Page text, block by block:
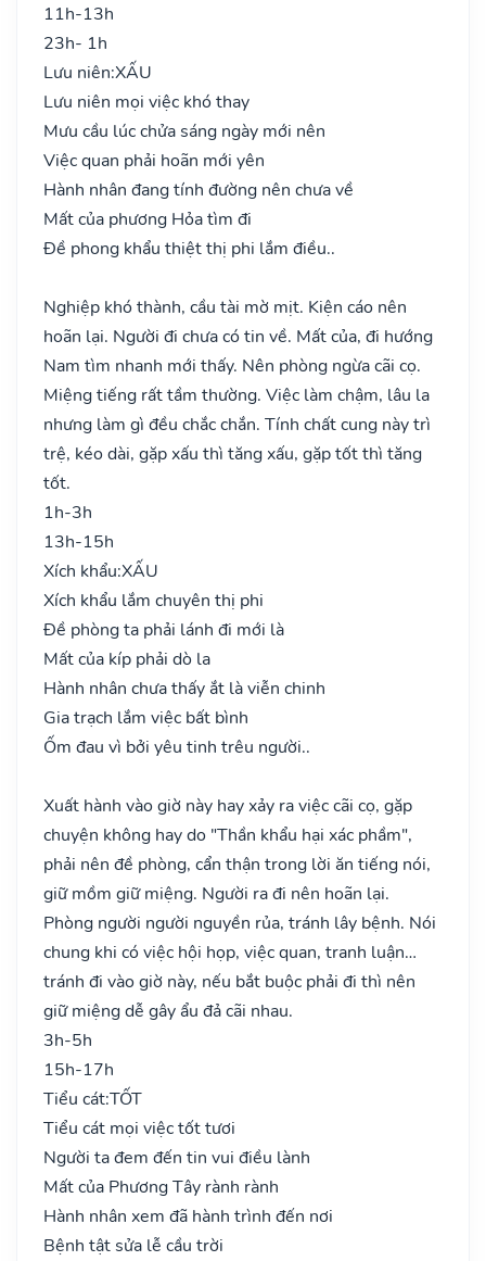
11h-13h
23h- 1h
Lưu niên:XẤU
Lưu niên mọi việc khó thay
Mưu cầu lúc chửa sáng ngày mới nên
Việc quan phải hoãn mới yên
Hành nhân đang tính đường nên chưa về
Mất của phương Hỏa tìm đi
Đề phong khẩu thiệt thị phi lắm điều..
Nghiệp khó thành, cầu tài mờ mịt. Kiện cáo nên
hoãn lại. Người đi chưa có tin về. Mất của, đi hướng
Nam tìm nhanh mới thấy. Nên phòng ngừa cãi cọ.
Miệng tiếng rất tầm thường. Việc làm chậm, lâu la
nhưng làm gì đều chắc chắn. Tính chất cung này trì
trệ, kéo dài, gặp xấu thì tăng xấu, gặp tốt thì tăng
tốt.
1h-3h
13h-15h
Xích khẩu:XẤU
Xích khẩu lắm chuyên thị phi
Đề phòng ta phải lánh đi mới là
Mất của kíp phải dò la
Hành nhân chưa thấy ắt là viễn chinh
Gia trạch lắm việc bất bình
Ốm đau vì bởi yêu tinh trêu người..
Xuất hành vào giờ này hay xảy ra việc cãi cọ, gặp
chuyện không hay do "Thần khẩu hại xác phầm",
phải nên đề phòng, cẩn thận trong lời ăn tiếng nói,
giữ mồm giữ miệng. Người ra đi nên hoãn lại.
Phòng người người nguyền rủa, tránh lây bệnh. Nói
chung khi có việc hội họp, việc quan, tranh luận…
tránh đi vào giờ này, nếu bắt buộc phải đi thì nên
giữ miệng dễ gây ẩu đả cãi nhau.
3h-5h
15h-17h
Tiểu cát:TỐT
Tiểu cát mọi việc tốt tươi
Người ta đem đến tin vui điều lành
Mất của Phương Tây rành rành
Hành nhân xem đã hành trình đến nơi
Bệnh tật sửa lễ cầu trời